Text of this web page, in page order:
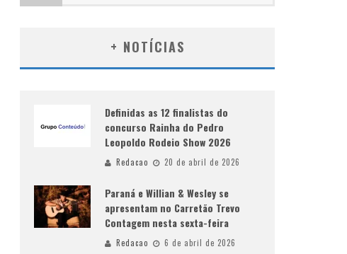
+ NOTÍCIAS
Definidas as 12 finalistas do
concurso Rainha do Pedro
Leopoldo Rodeio Show 2026
Redacao 20 de abril de 2026
Paraná e Willian & Wesley se
apresentam no Carretão Trevo
Contagem nesta sexta-feira
Redacao 6 de abril de 2026